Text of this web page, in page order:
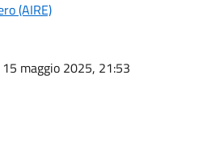
(AIRE)
15 maggio 2025, 21:53